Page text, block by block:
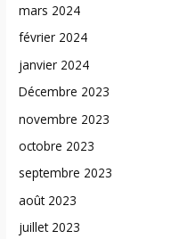
mars 2024
février 2024
janvier 2024
Décembre 2023
novembre 2023
octobre 2023
septembre 2023
août 2023
juillet 2023